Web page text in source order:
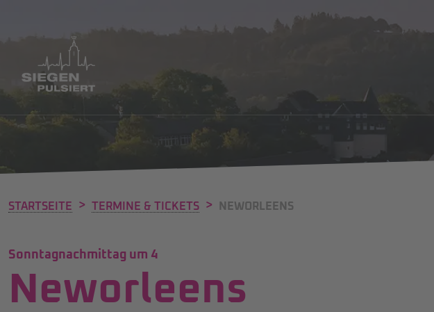
STARTSEITE > TERMINE & TICKETS > NEWORLEENS
Sonntagnachmittag um 4
Neworleens